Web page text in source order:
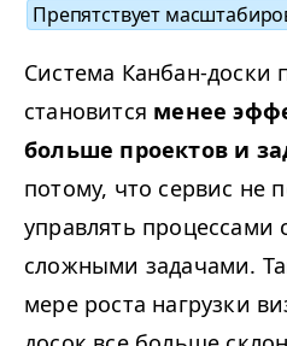
Препятствует
Система Канбан-доски
становится менее
больше проектов и
потому, что сервис не
управлять процессами
сложными задачами.
мере роста нагрузки